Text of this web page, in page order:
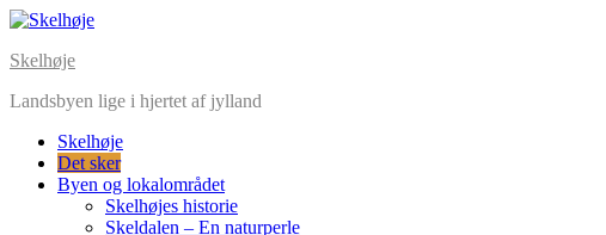
Skip
content
Skelhøje
Landsbyen lige i hjertet af jylland
Skelhøje
Det sker
Byen og lokalområdet
Skelhøjes historie
Skeldalen – En naturperle